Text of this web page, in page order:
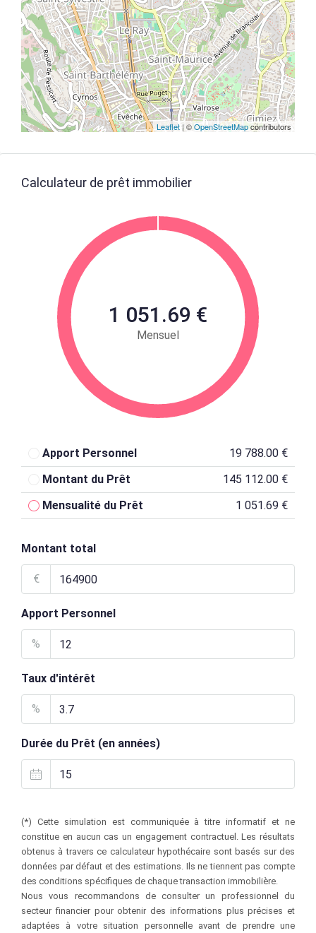
Leaflet| ©OpenStreetMapcontributors
Calculateur de prêt immobilier
1 051.69 €
Mensuel
Apport Personnel
19 788.00 €
Montant du Prêt
145 112.00 €
Mensualité du Prêt
1 051.69 €
Montant total
€
Apport Personnel
%
Taux d'intérêt
%
Durée du Prêt (en années)
(*) Cette simulation est communiquée à titre informatif et ne
constitue en aucun cas un engagement contractuel. Les résultats
obtenus à travers ce calculateur hypothécaire sont basés sur des
données par défaut et des estimations. Ils ne tiennent pas compte
des conditions spécifiques de chaque transaction immobilière.
Nous vous recommandons de consulter un professionnel du
secteur financier pour obtenir des informations plus précises et
adaptées à votre situation personnelle avant de prendre une